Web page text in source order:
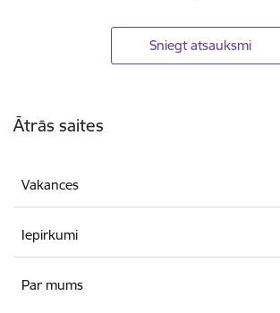
Sniegt atsauksmi
Ātrās saites
Vakances
Iepirkumi
Par mums